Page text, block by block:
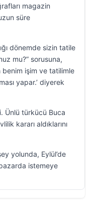
magazin
süre
dönemde sizin tatile
mu?” sorusuna,
benim işim ve tatilimle
yapar.’ diyerek
Ünlü türkücü Buca
kararı aldıklarını
yolunda, Eylül’de
istemeye